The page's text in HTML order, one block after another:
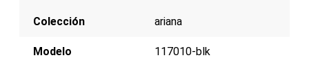
Colección ariana
Modelo 117010-blk